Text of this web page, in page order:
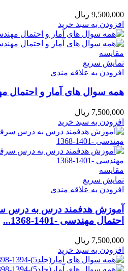
9,500,000 ریال
افزودن به سبد خرید
مقايسه
نمایش سریع
افزودن به علاقه مندی
همه سوال های آمار و احتمال مهندسی
7,500,000 ریال
افزودن به سبد خرید
مقايسه
نمایش سریع
افزودن به علاقه مندی
آموزش هدفمند درس به درس
احتمال مهندسی -1401-1368...
7,500,000 ریال
افزودن به سبد خرید